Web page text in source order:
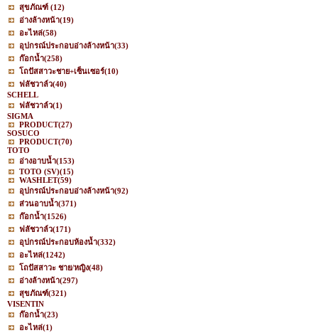
สุขภัณฑ์ (12)
อ่างล้างหน้า(19)
อะไหล่(58)
อุปกรณ์ประกอบอ่างล้างหน้า(33)
ก๊อกน้ำ(258)
โถปัสสาวะชาย+เซ็นเซอร์(10)
ฟลัชวาล์ว(40)
SCHELL
ฟลัชวาล์ว(1)
SIGMA
PRODUCT(27)
SOSUCO
PRODUCT(70)
TOTO
อ่างอาบน้ำ(153)
TOTO (SV)(15)
WASHLET(59)
อุปกรณ์ประกอบอ่างล้างหน้า(92)
ส่วนอาบน้ำ(371)
ก๊อกน้ำ(1526)
ฟลัชวาล์ว(171)
อุปกรณ์ประกอบห้องน้ำ(332)
อะไหล่(1242)
โถปัสสาวะ ชาย/หญิง(48)
อ่างล้างหน้า(297)
สุขภัณฑ์(321)
VISENTIN
ก๊อกน้ำ(23)
อะไหล่(1)